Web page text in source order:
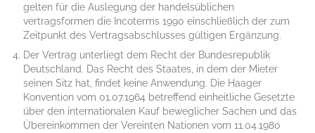
gelten für die Auslegung der handelsüblichen
vertragsformen die Incoterms 1990 einschließlich der zum
Zeitpunkt des Vertragsabschlusses gültigen Ergänzung.
Der Vertrag unterliegt dem Recht der Bundesrepublik
Deutschland. Das Recht des Staates, in dem der Mieter
seinen Sitz hat, findet keine Anwendung. Die Haager
Konvention vom 01.07.1964 betreffend einheitliche Gesetzte
über den internationalen Kauf beweglicher Sachen und das
Übereinkommen der Vereinten Nationen vom 11.04.1980